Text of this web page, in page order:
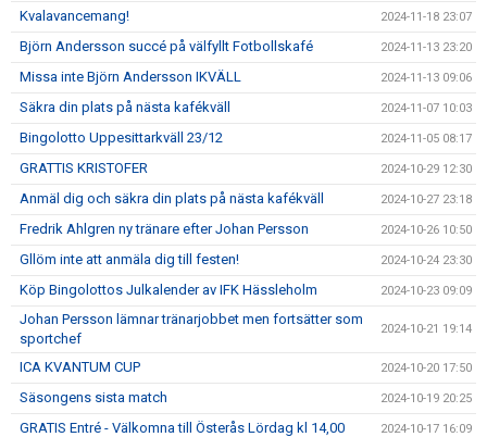
Kvalavancemang! 2024-11-18 23:07
Björn Andersson succé på välfyllt Fotbollskafé 2024-11-13 23:20
Missa inte Björn Andersson IKVÄLL 2024-11-13 09:06
Säkra din plats på nästa kafékväll 2024-11-07 10:03
Bingolotto Uppesittarkväll 23/12 2024-11-05 08:17
GRATTIS KRISTOFER 2024-10-29 12:30
Anmäl dig och säkra din plats på nästa kafékväll 2024-10-27 23:18
Fredrik Ahlgren ny tränare efter Johan Persson 2024-10-26 10:50
Gllöm inte att anmäla dig till festen! 2024-10-24 23:30
Köp Bingolottos Julkalender av IFK Hässleholm 2024-10-23 09:09
Johan Persson lämnar tränarjobbet men fortsätter som
sportchef
2024-10-21 19:14
ICA KVANTUM CUP 2024-10-20 17:50
Säsongens sista match 2024-10-19 20:25
GRATIS Entré - Välkomna till Österås Lördag kl 14,00 2024-10-17 16:09